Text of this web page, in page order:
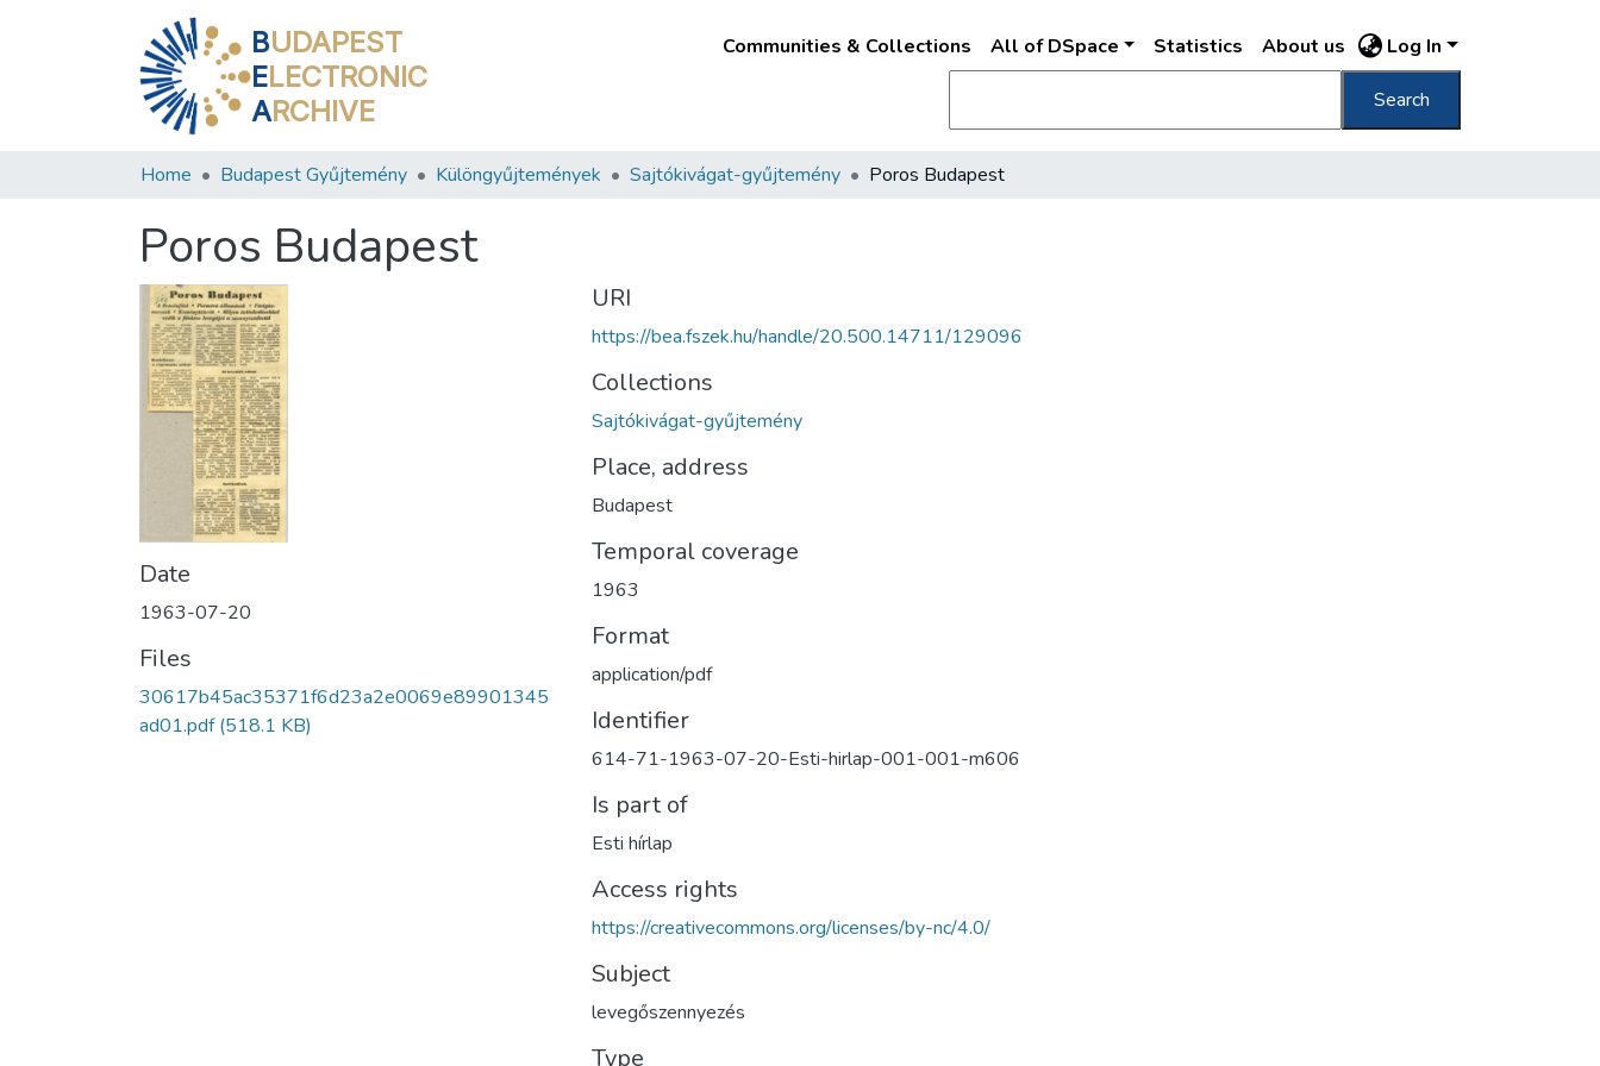
BUDAPEST
ELECTRONIC
ARCHIVE
Communities & Collections All of DSpace Statistics About us Log In
Search
Home Budapest Gyűjtemény Különgyűjtemények Sajtókivágat-gyűjtemény Poros Budapest
Poros Budapest
Date
1963-07-20
Files
30617b45ac35371f6d23a2e0069e89901345
ad01.pdf(518.1 KB)
URI
https://bea.fszek.hu/handle/20.500.14711/129096
Collections
Sajtókivágat-gyűjtemény
Place, address
Budapest
Temporal coverage
1963
Format
application/pdf
Identifier
614-71-1963-07-20-Esti-hirlap-001-001-m606
Is part of
Esti hírlap
Access rights
https://creativecommons.org/licenses/by-nc/4.0/
Subject
levegőszennyezés
Type